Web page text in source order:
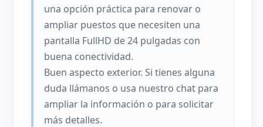
una opción práctica para renovar o
ampliar puestos que necesiten una
pantalla FullHD de 24 pulgadas con
buena conectividad.
Buen aspecto exterior. Si tienes alguna
duda llámanos o usa nuestro chat para
ampliar la información o para solicitar
más detalles.